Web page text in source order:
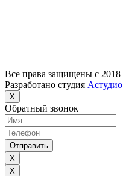
Все права защищены с 2018
Разработано студия Астудио
X
Обратный звонок
Отправить
X
X